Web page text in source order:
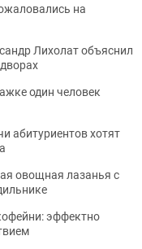
на
Лихолат объяснил
один человек
абитуриентов хотят
овощная лазанья с
эффектно